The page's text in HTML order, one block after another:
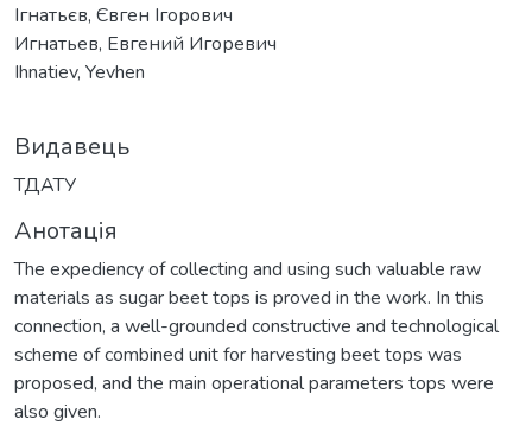
Ігнатьєв, Євген Ігорович
Игнатьев, Евгений Игоревич
Ihnatiev, Yevhen
Видавець
ТДАТУ
Анотація
The expediency of collecting and using such valuable raw
materials as sugar beet tops is proved in the work. In this
connection, a well-grounded constructive and technological
scheme of combined unit for harvesting beet tops was
proposed, and the main operational parameters tops were
also given.